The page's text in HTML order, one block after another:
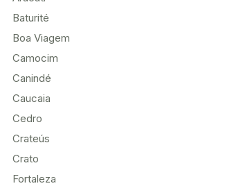
Baturité
Boa Viagem
Camocim
Canindé
Caucaia
Cedro
Crateús
Crato
Fortaleza